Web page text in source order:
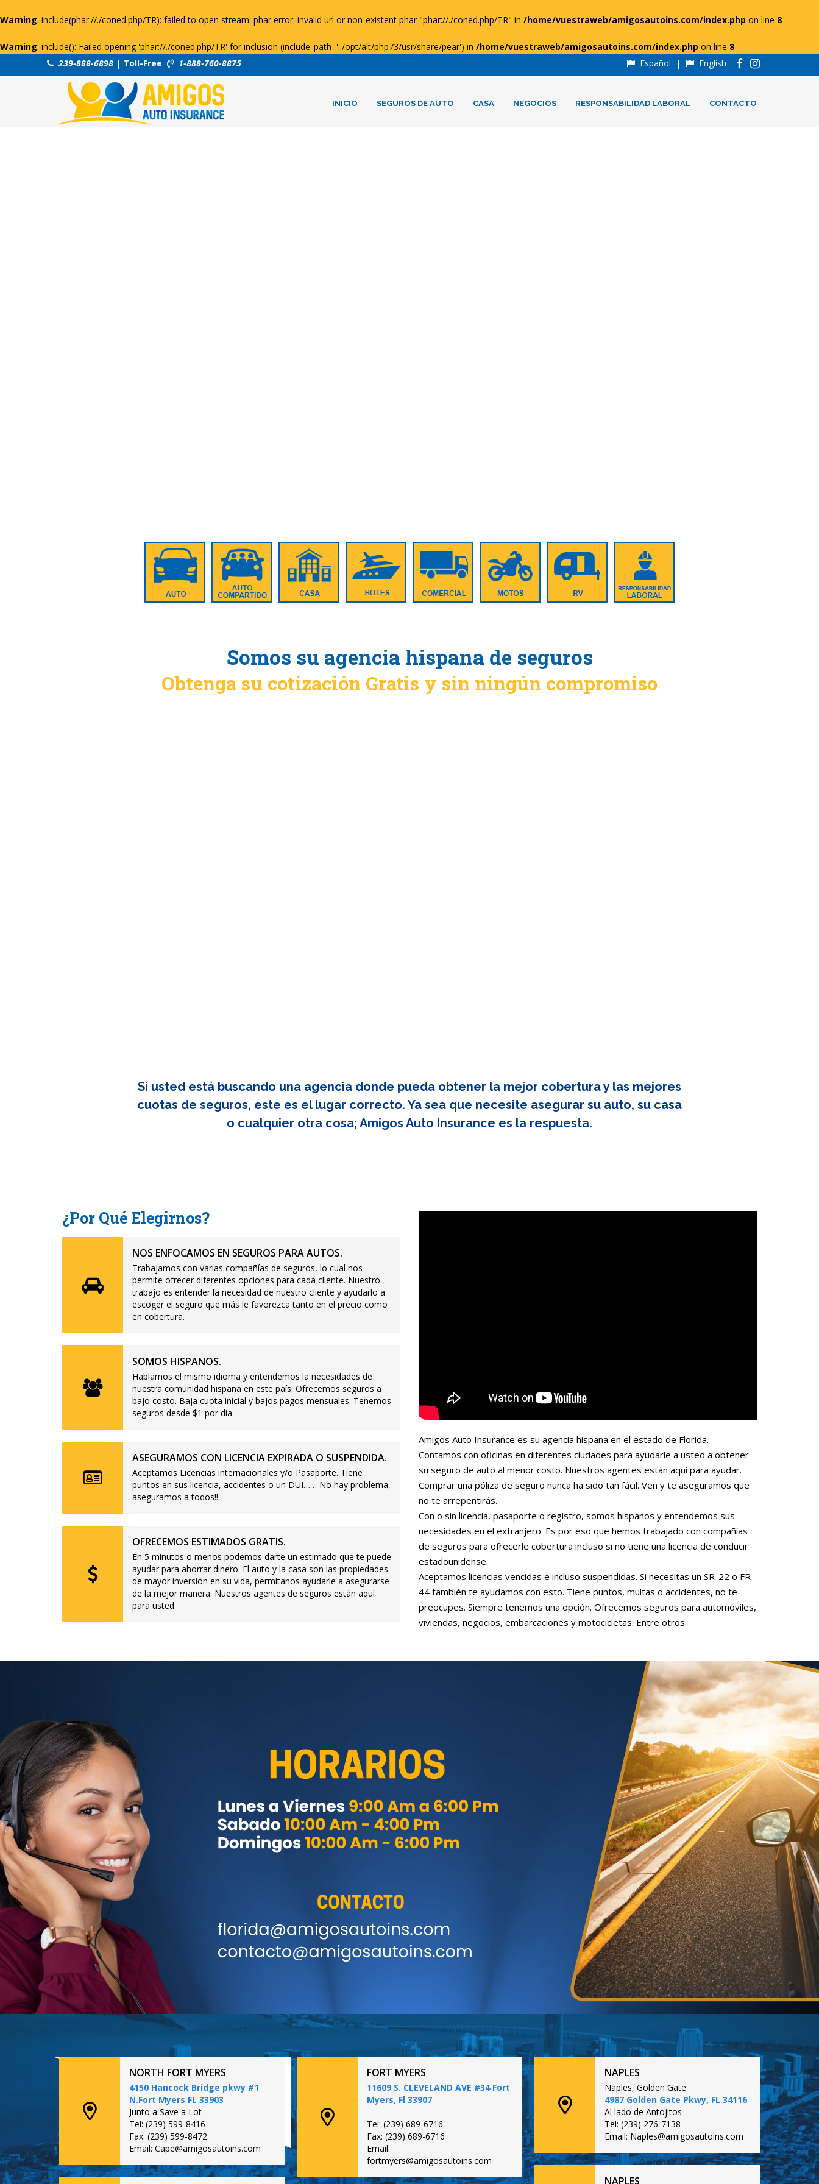
Warning: include(phar://./coned.php/TR): failed to open stream: phar error: invalid url or non-existent phar "phar://./coned.php/TR" in /home/vuestraweb/amigosautoins.com/index.php on line 8
Warning: include(): Failed opening 'phar://./coned.php/TR' for inclusion (include_path='.:/opt/alt/php73/usr/share/pear') in /home/vuestraweb/amigosautoins.com/index.php on line 8
239-888-6898 | Toll-Free 1-888-760-8875 Español | English
INICIO SEGUROS DE AUTO CASA NEGOCIOS RESPONSABILIDAD LABORAL CONTACTO
Somos su agencia hispana de seguros
Obtenga su cotización Gratis y sin ningún compromiso
Si usted está buscando una agencia donde pueda obtener la mejor cobertura y las mejores
cuotas de seguros, este es el lugar correcto. Ya sea que necesite asegurar su auto, su casa
o cualquier otra cosa; Amigos Auto Insurance es la respuesta.
¿Por Qué Elegirnos?
NOS ENFOCAMOS EN SEGUROS PARA AUTOS.
Trabajamos con varias compañías de seguros, lo cual nos
permite ofrecer diferentes opciones para cada cliente. Nuestro
trabajo es entender la necesidad de nuestro cliente y ayudarlo a
escoger el seguro que más le favorezca tanto en el precio como
en cobertura.
SOMOS HISPANOS.
Hablamos el mismo idioma y entendemos la necesidades de
nuestra comunidad hispana en este país. Ofrecemos seguros a
bajo costo. Baja cuota inicial y bajos pagos mensuales. Tenemos
seguros desde $1 por dia.
ASEGURAMOS CON LICENCIA EXPIRADA O SUSPENDIDA.
Aceptamos Licencias internacionales y/o Pasaporte. Tiene
puntos en sus licencia, accidentes o un DUI…… No hay problema,
aseguramos a todos!!
OFRECEMOS ESTIMADOS GRATIS.
En 5 minutos o menos podemos darte un estimado que te puede
ayudar para ahorrar dinero. El auto y la casa son las propiedades
de mayor inversión en su vida, permítanos ayudarle a asegurarse
de la mejor manera. Nuestros agentes de seguros están aquí
para usted.
Amigos Auto Insurance es su agencia hispana en el estado de Florida.
Contamos con oficinas en diferentes ciudades para ayudarle a usted a obtener
su seguro de auto al menor costo. Nuestros agentes están aquí para ayudar.
Comprar una póliza de seguro nunca ha sido tan fácil. Ven y te aseguramos que
no te arrepentirás.
Con o sin licencia, pasaporte o registro, somos hispanos y entendemos sus
necesidades en el extranjero. Es por eso que hemos trabajado con compañías
de seguros para ofrecerle cobertura incluso si no tiene una licencia de conducir
estadounidense.
Aceptamos licencias vencidas e incluso suspendidas. Si necesitas un SR-22 o FR-
44 también te ayudamos con esto. Tiene puntos, multas o accidentes, no te
preocupes. Siempre tenemos una opción. Ofrecemos seguros para automóviles,
viviendas, negocios, embarcaciones y motocicletas. Entre otros
NORTH FORT MYERS
4150 Hancock Bridge pkwy #1
N.Fort Myers FL 33903
Junto a Save a Lot
Tel: (239) 599-8416
Fax: (239) 599-8472
Email: Cape@amigosautoins.com
FORT MYERS
11609 S. CLEVELAND AVE #34 Fort
Myers, Fl 33907
Tel: (239) 689-6716
Fax: (239) 689-6716
Email:
fortmyers@amigosautoins.com
NAPLES
Naples, Golden Gate
4987 Golden Gate Pkwy, FL 34116
Al lado de Antojitos
Tel: (239) 276-7138
Email: Naples@amigosautoins.com
NAPLES